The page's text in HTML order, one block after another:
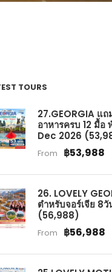
TOURS
27.GEORGIA แ
อาหารครบ 12 มื้
Dec 2026
From ฿53,988
26. LOVELY
ตำหรับจอร์เจีย 8
(56,988)
From ฿56,988